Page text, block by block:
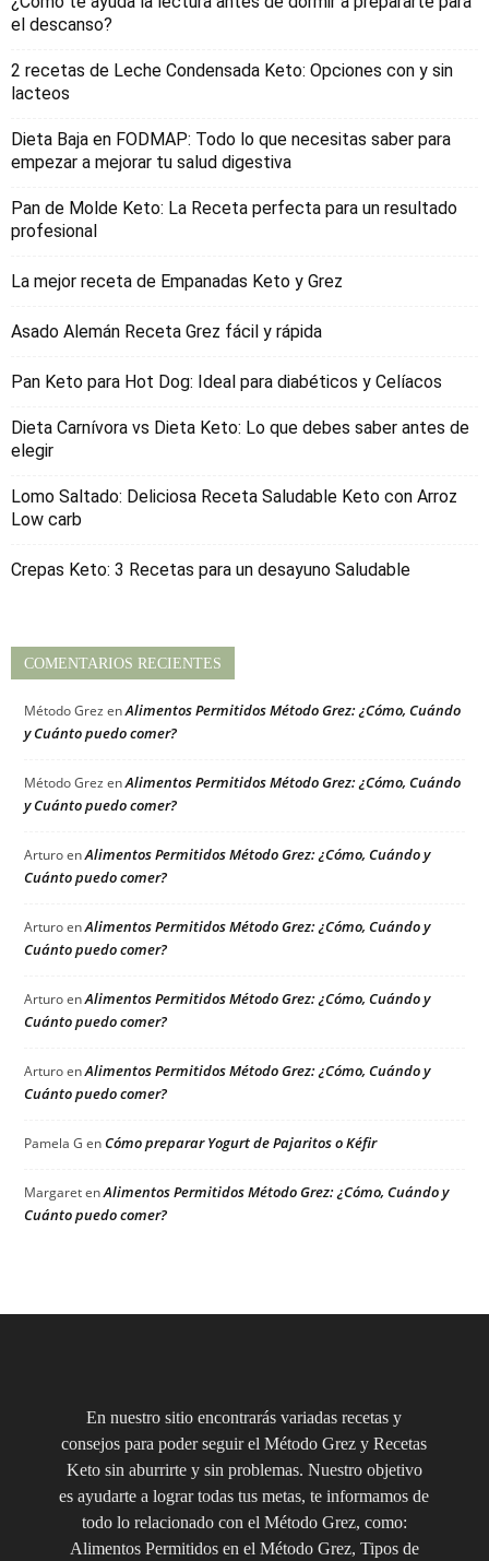
el descanso?
2 recetas de Leche Condensada Keto: Opciones con y sin
lacteos
Dieta Baja en FODMAP: Todo lo que necesitas saber para
empezar a mejorar tu salud digestiva
Pan de Molde Keto: La Receta perfecta para un resultado
profesional
La mejor receta de Empanadas Keto y Grez
Asado Alemán Receta Grez fácil y rápida
Pan Keto para Hot Dog: Ideal para diabéticos y Celíacos
Dieta Carnívora vs Dieta Keto: Lo que debes saber antes de
elegir
Lomo Saltado: Deliciosa Receta Saludable Keto con Arroz
Low carb
Crepas Keto: 3 Recetas para un desayuno Saludable
COMENTARIOS RECIENTES
Método Grez enAlimentos Permitidos Método Grez: ¿Cómo, Cuándo
y Cuánto puedo comer?
Método Grez enAlimentos Permitidos Método Grez: ¿Cómo, Cuándo
y Cuánto puedo comer?
ArturoenAlimentos Permitidos Método Grez: ¿Cómo, Cuándo y
Cuánto puedo comer?
ArturoenAlimentos Permitidos Método Grez: ¿Cómo, Cuándo y
Cuánto puedo comer?
ArturoenAlimentos Permitidos Método Grez: ¿Cómo, Cuándo y
Cuánto puedo comer?
ArturoenAlimentos Permitidos Método Grez: ¿Cómo, Cuándo y
Cuánto puedo comer?
Pamela G enCómo preparar Yogurt de Pajaritos o Kéfir
MargaretenAlimentos Permitidos Método Grez: ¿Cómo, Cuándo y
Cuánto puedo comer?
En nuestro sitio encontrarás variadas recetas y
consejos para poder seguir el Método Grez y Recetas
Keto sin aburrirte y sin problemas. Nuestro objetivo
es ayudarte a lograr todas tus metas, te informamos de
todo lo relacionado con el Método Grez, como:
Alimentos Permitidos en el Método Grez, Tipos de